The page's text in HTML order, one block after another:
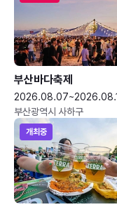
부산바다축제
부산광역시 사하구
개최중